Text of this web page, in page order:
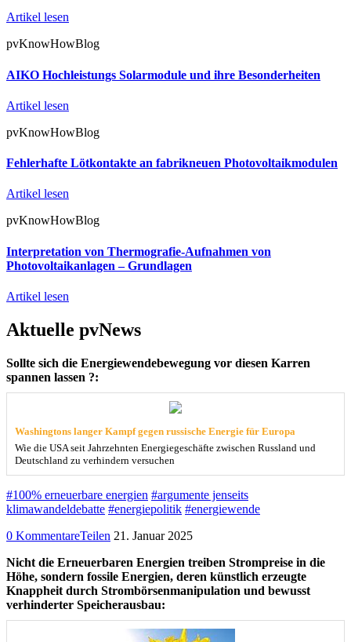
Artikel lesen
pvKnowHowBlog
AIKO Hochleistungs Solarmodule und ihre Besonderheiten
Artikel lesen
pvKnowHowBlog
Fehlerhafte Lötkontakte an fabrikneuen Photovoltaikmodulen
Artikel lesen
pvKnowHowBlog
Interpretation von Thermografie-Aufnahmen von
Photovoltaikanlagen – Grundlagen
Artikel lesen
Aktuelle pvNews
Sollte sich die Energiewendebewegung vor diesen Karren
spannen lassen ?:
Washingtons langer Kampf gegen russische Energie für Europa
Wie die USA seit Jahrzehnten Energiegeschäfte zwischen Russland und
Deutschland zu verhindern versuchen
#100% erneuerbare energien #argumente jenseits
klimawandeldebatte #energiepolitik #energiewende
0 KommentareTeilen 21. Januar 2025
Nicht die Erneuerbaren Energien treiben Strompreise in die
Höhe, sondern fossile Energien, deren künstlich erzeugte
Knappheit durch Strombörsenmanipulation und bewusst
verhinderter Speicherausbau: